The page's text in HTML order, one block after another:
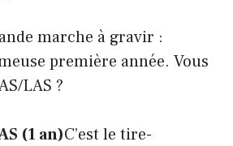
marche à gravir :
première année. Vous
LAS ?
(1 an)C’est le tire-